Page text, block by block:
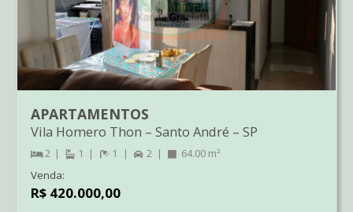
APARTAMENTOS
Vila Homero Thon – Santo André – SP
2 1 1 2 64.00 m²
Venda:
R$ 420.000,00